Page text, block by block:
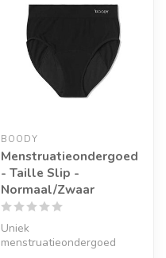
BOODY
Menstruatieondergoed
- Taille Slip -
Normaal/Zwaar
Uniek
menstruatieondergoed